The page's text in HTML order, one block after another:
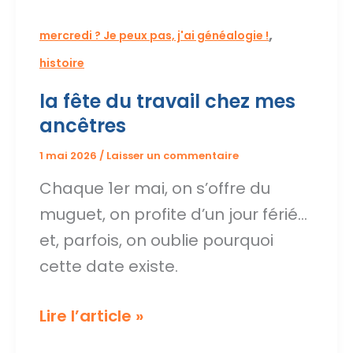
mercredi ? Je peux pas, j'ai généalogie !,
histoire
la fête du travail chez mes
ancêtres
1 mai 2026 / Laisser un commentaire
Chaque 1er mai, on s’offre du
muguet, on profite d’un jour férié…
et, parfois, on oublie pourquoi
cette date existe.
la
Lire l’article »